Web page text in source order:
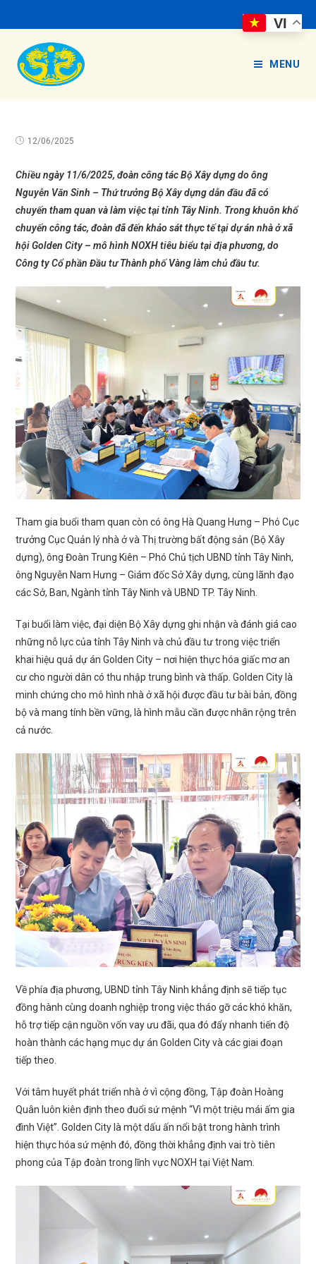
MENU
12/06/2025
Chiều ngày 11/6/2025, đoàn công tác Bộ Xây dựng do ông
Nguyễn Văn Sinh – Thứ trưởng Bộ Xây dựng dẫn đầu đã có
chuyến tham quan và làm việc tại tỉnh Tây Ninh. Trong khuôn khổ
chuyến công tác, đoàn đã đến khảo sát thực tế tại dự án nhà ở xã
hội Golden City – mô hình NOXH tiêu biểu tại địa phương, do
Công ty Cổ phần Đầu tư Thành phố Vàng làm chủ đầu tư.
Tham gia buổi tham quan còn có ông Hà Quang Hưng – Phó Cục
trưởng Cục Quản lý nhà ở và Thị trường bất động sản (Bộ Xây
dựng), ông Đoàn Trung Kiên – Phó Chủ tịch UBND tỉnh Tây Ninh,
ông Nguyễn Nam Hưng – Giám đốc Sở Xây dựng, cùng lãnh đạo
các Sở, Ban, Ngành tỉnh Tây Ninh và UBND TP. Tây Ninh.
Tại buổi làm việc, đại diện Bộ Xây dựng ghi nhận và đánh giá cao
những nỗ lực của tỉnh Tây Ninh và chủ đầu tư trong việc triển
khai hiệu quả dự án Golden City – nơi hiện thực hóa giấc mơ an
cư cho người dân có thu nhập trung bình và thấp. Golden City là
minh chứng cho mô hình nhà ở xã hội được đầu tư bài bản, đồng
bộ và mang tính bền vững, là hình mẫu cần được nhân rộng trên
cả nước.
Về phía địa phương, UBND tỉnh Tây Ninh khẳng định sẽ tiếp tục
đồng hành cùng doanh nghiệp trong việc tháo gỡ các khó khăn,
hỗ trợ tiếp cận nguồn vốn vay ưu đãi, qua đó đẩy nhanh tiến độ
hoàn thành các hạng mục dự án Golden City và các giai đoạn
tiếp theo.
Với tâm huyết phát triển nhà ở vì cộng đồng, Tập đoàn Hoàng
Quân luôn kiên định theo đuổi sứ mệnh “Vì một triệu mái ấm gia
đình Việt”. Golden City là một dấu ấn nổi bật trong hành trình
hiện thực hóa sứ mệnh đó, đồng thời khẳng định vai trò tiên
phong của Tập đoàn trong lĩnh vực NOXH tại Việt Nam.
VI